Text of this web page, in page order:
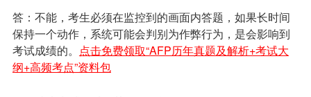
答：不能，考生必须在监控到的画面内答题，如果长时间
保持一个动作，系统可能会判别为作弊行为，是会影响到
考试成绩的。 点击免费领取“AFP历年真题及解析+考试大
纲+高频考点”资料包